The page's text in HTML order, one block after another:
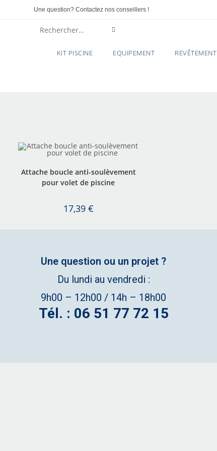
Une question? Contactez nos conseillers !
Rechercher
KIT PISCINE EQUIPEMENT REVÊTEMENT
Attache boucle anti-soulèvement
pour volet de piscine
17,39 €
Une question ou un projet ?
Du lundi au vendredi :
9h00 – 12h00 / 14h – 18h00
Tél. : 06 51 77 72 15